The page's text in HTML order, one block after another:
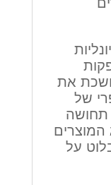
את
של
תחושה
המוצרים
על